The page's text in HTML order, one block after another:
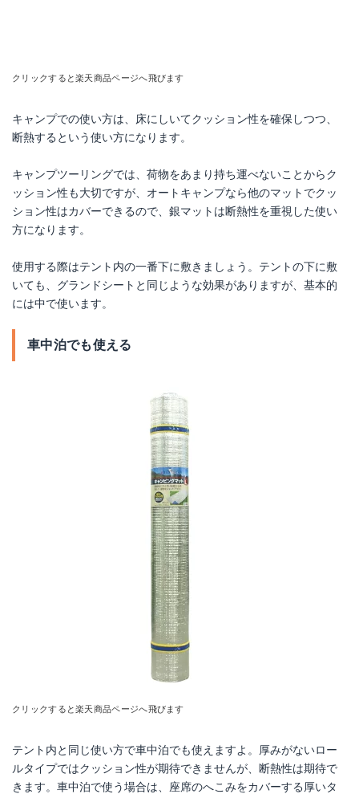
クリックすると楽天商品ページへ飛びます
キャンプでの使い方は、床にしいてクッション性を確保しつつ、
断熱するという使い方になります。
キャンプツーリングでは、荷物をあまり持ち運べないことからク
ッション性も大切ですが、オートキャンプなら他のマットでクッ
ション性はカバーできるので、銀マットは断熱性を重視した使い
方になります。
使用する際はテント内の一番下に敷きましょう。テントの下に敷
いても、グランドシートと同じような効果がありますが、基本的
には中で使います。
車中泊でも使える
クリックすると楽天商品ページへ飛びます
テント内と同じ使い方で車中泊でも使えますよ。厚みがないロー
ルタイプではクッション性が期待できませんが、断熱性は期待で
きます。車中泊で使う場合は、座席のへこみをカバーする厚いタ